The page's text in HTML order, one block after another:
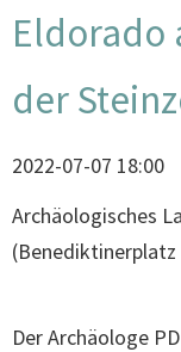
Eldorado
der
2022-07-07 18:00
Archäologisches
(Benediktinerplatz
Der Archäologe